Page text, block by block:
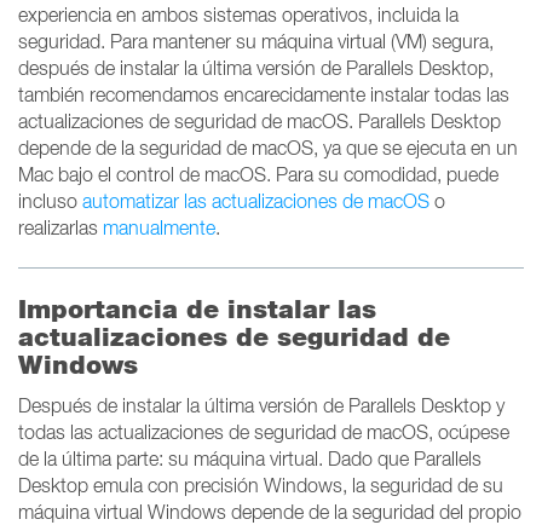
experiencia en ambos sistemas operativos, incluida la
seguridad. Para mantener su máquina virtual (VM) segura,
después de instalar la última versión de Parallels Desktop,
también recomendamos encarecidamente instalar todas las
actualizaciones de seguridad de macOS. Parallels Desktop
depende de la seguridad de macOS, ya que se ejecuta en un
Mac bajo el control de macOS. Para su comodidad, puede
incluso automatizar las actualizaciones de macOS o
realizarlas manualmente.
Importancia de instalar las
actualizaciones de seguridad de
Windows
Después de instalar la última versión de Parallels Desktop y
todas las actualizaciones de seguridad de macOS, ocúpese
de la última parte: su máquina virtual. Dado que Parallels
Desktop emula con precisión Windows, la seguridad de su
máquina virtual Windows depende de la seguridad del propio